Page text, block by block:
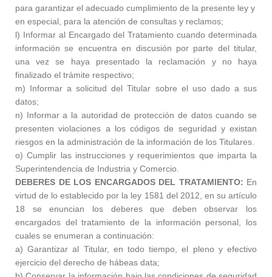
para garantizar el adecuado cumplimiento de la presente ley y
en especial, para la atención de consultas y reclamos;
l) Informar al Encargado del Tratamiento cuando determinada
información se encuentra en discusión por parte del titular,
una vez se haya presentado la reclamación y no haya
finalizado el trámite respectivo;
m) Informar a solicitud del Titular sobre el uso dado a sus
datos;
n) Informar a la autoridad de protección de datos cuando se
presenten violaciones a los códigos de seguridad y existan
riesgos en la administración de la información de los Titulares.
o) Cumplir las instrucciones y requerimientos que imparta la
Superintendencia de Industria y Comercio.
DEBERES DE LOS ENCARGADOS DEL TRATAMIENTO: En
virtud de lo establecido por la ley 1581 del 2012, en su artículo
18 se enuncian los deberes que deben observar los
encargados del tratamiento de la información personal, los
cuales se enumeran a continuación:
a) Garantizar al Titular, en todo tiempo, el pleno y efectivo
ejercicio del derecho de hábeas data;